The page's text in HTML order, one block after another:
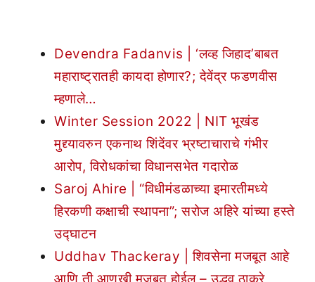
Devendra Fadanvis | ‘लव्ह जिहाद’बाबत
महाराष्ट्रातही कायदा होणार?; देवेंद्र फडणवीस
म्हणाले…
Winter Session 2022 | NIT भूखंड
मुद्द्यावरुन एकनाथ शिंदेंवर भ्रष्टाचाराचे गंभीर
आरोप, विरोधकांचा विधानसभेत गदारोळ
Saroj Ahire | “विधीमंडळाच्या इमारतीमध्ये
हिरकणी कक्षाची स्थापना”; सरोज अहिरे यांच्या हस्ते
उद्घाटन
Uddhav Thackeray | शिवसेना मजबूत आहे